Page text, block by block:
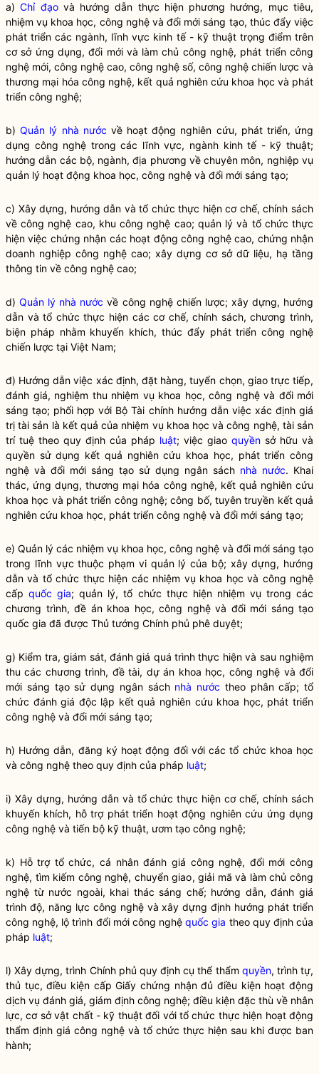
a)Chỉ đạovà hướng dẫn thực hiện phương hướng, mục tiêu,
nhiệm vụ khoa học, công nghệ và đổi mới sáng tạo, thúc đẩy việc
phát triển các ngành, lĩnh vực kinh tế - kỹ thuật trọng điểm trên
cơ sở ứng dụng, đổi mới và làm chủ công nghệ, phát triển công
nghệ mới, công nghệ cao, công nghệ số, công nghệ chiến lược và
thương mại hóa công nghệ, kết quả nghiên cứu khoa học và phát
triển công nghệ;
b)Quản lý nhà nước về hoạt động nghiên cứu, phát triển, ứng
dụng công nghệ trong các lĩnh vực, ngành kinh tế - kỹ thuật;
hướng dẫn các bộ, ngành, địa phương về chuyên môn, nghiệp vụ
quản lý hoạt động khoa học, công nghệ và đổi mới sáng tạo;
c) Xây dựng, hướng dẫn và tổ chức thực hiện cơ chế, chính sách
về công nghệ cao, khu công nghệ cao; quản lý và tổ chức thực
hiện việc chứng nhận các hoạt động công nghệ cao, chứng nhận
doanh nghiệp công nghệ cao; xây dựng cơ sở dữ liệu, hạ tầng
thông tin về công nghệ cao;
d)Quản lý nhà nước về công nghệ chiến lược; xây dựng, hướng
dẫn và tổ chức thực hiện các cơ chế, chính sách, chương trình,
biện pháp nhằm khuyến khích, thúc đẩy phát triển công nghệ
chiến lược tại Việt Nam;
đ) Hướng dẫn việc xác định, đặt hàng, tuyển chọn, giao trực tiếp,
đánh giá, nghiệm thu nhiệm vụ khoa học, công nghệ và đổi mới
sáng tạo; phối hợp với Bộ Tài chính hướng dẫn việc xác định giá
trị tài sản là kết quả của nhiệm vụ khoa học và công nghệ, tài sản
trí tuệ theo quy định của pháp luật; việc giao quyền sở hữu và
quyền sử dụng kết quả nghiên cứu khoa học, phát triển công
nghệ và đổi mới sáng tạo sử dụng ngân sách nhà nước. Khai
thác, ứng dụng, thương mại hóa công nghệ, kết quả nghiên cứu
khoa học và phát triển công nghệ; công bố, tuyên truyền kết quả
nghiên cứu khoa học, phát triển công nghệ và đổi mới sáng tạo;
e) Quản lý các nhiệm vụ khoa học, công nghệ và đổi mới sáng tạo
trong lĩnh vực thuộc phạm vi quản lý của bộ; xây dựng, hướng
dẫn và tổ chức thực hiện các nhiệm vụ khoa học và công nghệ
cấpquốc gia; quản lý, tổ chức thực hiện nhiệm vụ trong các
chương trình, đề án khoa học, công nghệ và đổi mới sáng tạo
quốc gia đã được Thủ tướng Chính phủ phê duyệt;
g) Kiểm tra, giám sát, đánh giá quá trình thực hiện và sau nghiệm
thu các chương trình, đề tài, dự án khoa học, công nghệ và đổi
mới sáng tạo sử dụng ngân sách nhà nước theo phân cấp; tổ
chức đánh giá độc lập kết quả nghiên cứu khoa học, phát triển
công nghệ và đổi mới sáng tạo;
h) Hướng dẫn, đăng ký hoạt động đối với các tổ chức khoa học
và công nghệ theo quy định của pháp luật;
i) Xây dựng, hướng dẫn và tổ chức thực hiện cơ chế, chính sách
khuyến khích, hỗ trợ phát triển hoạt động nghiên cứu ứng dụng
công nghệ và tiến bộ kỹ thuật, ươm tạo công nghệ;
k) Hỗ trợ tổ chức, cá nhân đánh giá công nghệ, đổi mới công
nghệ, tìm kiếm công nghệ, chuyển giao, giải mã và làm chủ công
nghệ từ nước ngoài, khai thác sáng chế; hướng dẫn, đánh giá
trình độ, năng lực công nghệ và xây dựng định hướng phát triển
công nghệ, lộ trình đổi mới công nghệquốc gia theo quy định của
pháp luật;
l) Xây dựng, trình Chính phủ quy định cụ thể thẩm quyền, trình tự,
thủ tục, điều kiện cấp Giấy chứng nhận đủ điều kiện hoạt động
dịch vụ đánh giá, giám định công nghệ; điều kiện đặc thù về nhân
lực, cơ sở vật chất - kỹ thuật đối với tổ chức thực hiện hoạt động
thẩm định giá công nghệ và tổ chức thực hiện sau khi được ban
hành;